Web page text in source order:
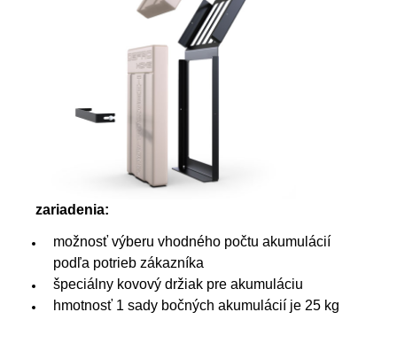
zariadenia:
možnosť výberu vhodného počtu akumulácií
podľa potrieb zákazníka
špeciálny kovový držiak pre akumuláciu
hmotnosť 1 sady bočných akumulácií je 25 kg